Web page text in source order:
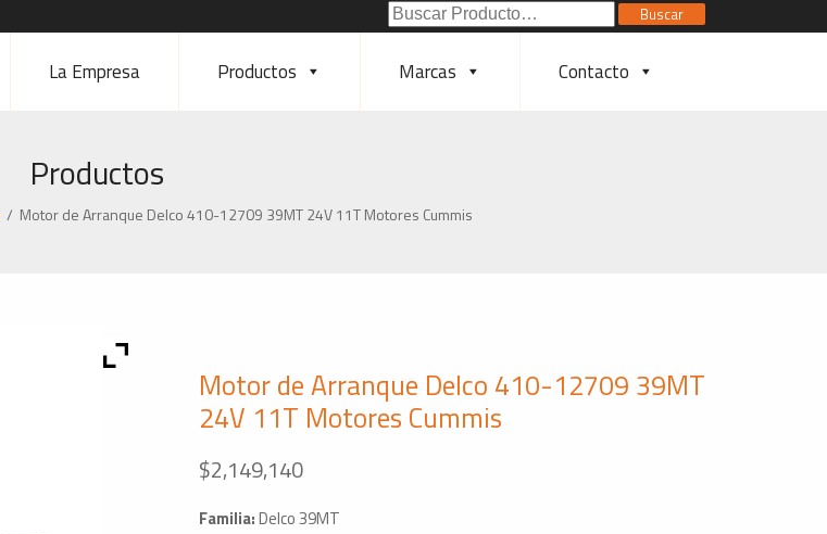
Buscar
Poducto:
Buscar
La Empresa Productos Marcas Contacto
Productos
/ Motor de Arranque Delco 410-12709 39MT 24V 11T Motores Cummis
Motor de Arranque Delco 410-12709 39MT
24V 11T Motores Cummis
$2,149,140
Familia:Delco 39MT